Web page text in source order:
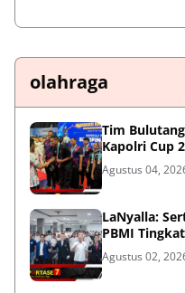
olahraga
Tim
Kapolri Cup
Agustus 04,
LaNyalla:
PBMI
Agustus 02,